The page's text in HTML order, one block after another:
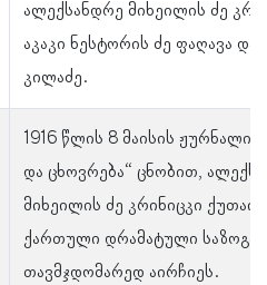
ალექსანდრე მიხეილის ძე
აკაკი ნესტორის ძე ფაღავა და
კილაძე.
1916 წლის 8 მაისის
და ცხოვრება“ ცნობით,
მიხეილის ძე კრინიცკი
ქართული დრამატული
თავმჯდომარედ აირჩიეს.